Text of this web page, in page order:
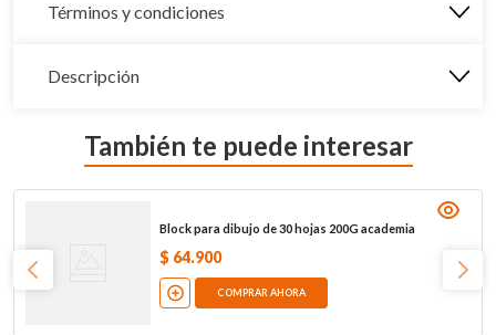
Términos y condiciones
Descripción
También te puede interesar
Block para dibujo de 30 hojas 200G academia
$ 64.900
COMPRAR AHORA